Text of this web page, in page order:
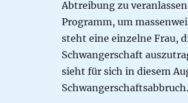
Abtreibung zu
Programm, um
steht eine einzelne Frau,
Schwangerschaft
sieht für sich in diesem